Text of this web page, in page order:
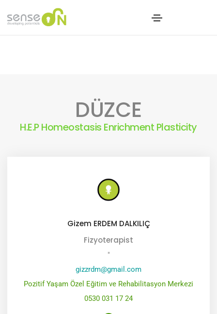
DÜZCE
H.E.P Homeostasis Enrichment Plasticity
Gizem ERDEM DALKILIÇ
Fizyoterapist
"
gizzrdm@gmail.com
Pozitif Yaşam Özel Eğitim ve Rehabilitasyon Merkezi
0530 031 17 24